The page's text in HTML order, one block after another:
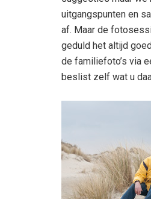
uitgangspunten en
af. Maar de
geduld het altijd
de familiefoto’s via
beslist zelf wat u